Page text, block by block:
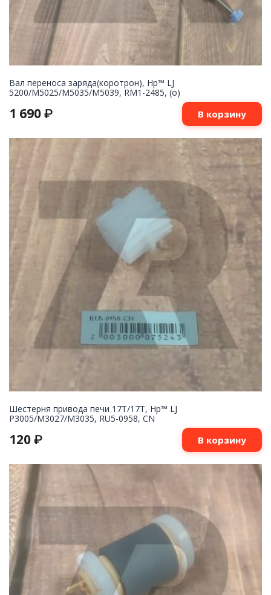
Вал переноса заряда(коротрон), Hp™ LJ
5200/M5025/M5035/M5039, RM1-2485, (о)
1 690 ₽ В корзину
Шестерня привода печи 17T/17T, Hp™ LJ
P3005/M3027/M3035, RU5-0958, CN
120 ₽ В корзину